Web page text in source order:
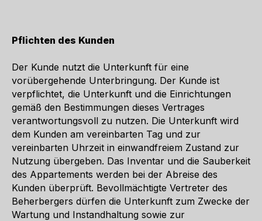
Pflichten des Kunden
Der Kunde nutzt die Unterkunft für eine
vorübergehende Unterbringung. Der Kunde ist
verpflichtet, die Unterkunft und die Einrichtungen
gemäß den Bestimmungen dieses Vertrages
verantwortungsvoll zu nutzen. Die Unterkunft wird
dem Kunden am vereinbarten Tag und zur
vereinbarten Uhrzeit in einwandfreiem Zustand zur
Nutzung übergeben. Das Inventar und die Sauberkeit
des Appartements werden bei der Abreise des
Kunden überprüft. Bevollmächtigte Vertreter des
Beherbergers dürfen die Unterkunft zum Zwecke der
Wartung und Instandhaltung sowie zur